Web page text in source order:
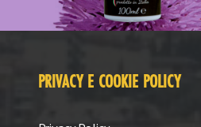
PRIVACY E COOKIE POLICY